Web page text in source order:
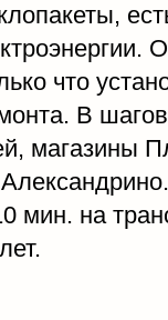
что
В
магазины
мин. на